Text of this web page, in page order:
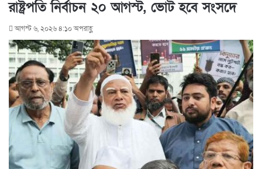
রাষ্ট্রপতি নির্বাচন ২০ আগস্ট, ভোট হবে সংসদে
আগস্ট ৬, ২০২৬ ৪:১০ অপরাহ্ণ